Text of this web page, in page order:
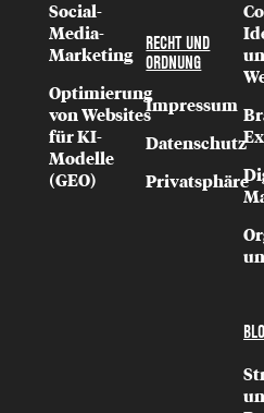
RECHT UND
ORDNUNG
Impressum
Datenschutz
Privatsphäre
Social-
Media-
Marketing
Optimierung
von Websites
für KI-
Modelle
(GEO)